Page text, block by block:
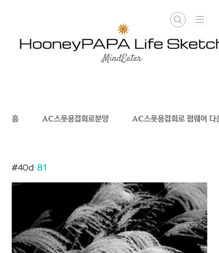
홈 AC스폿용접회로분양 AC스폿용접회로 펌웨어 다
40d 81